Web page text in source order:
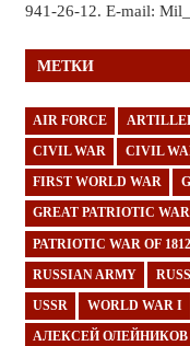
941-26-12. E-mail:
МЕТКИ
AIR FORCE
CIVIL WAR CIVIL
FIRST WORLD WAR
GREAT PATRIOTIC
PATRIOTIC WAR OF 1812
RUSSIAN ARMY
USSR WORLD WAR I
АЛЕКСЕЙ ОЛЕЙНИКОВ